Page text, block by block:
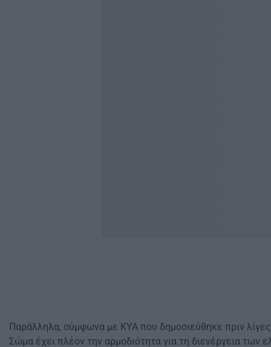
Παράλληλα, σύμφωνα με ΚΥΑ που δημοσιεύθηκε πριν
Σώμα έχει πλέον την αρμοδιότητα για τη διενέργεια των